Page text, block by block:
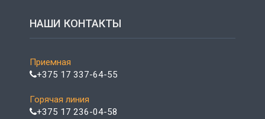
НАШИ КОНТАКТЫ
Приемная
+375 17 337-64-55
Горячая линия
+375 17 236-04-58